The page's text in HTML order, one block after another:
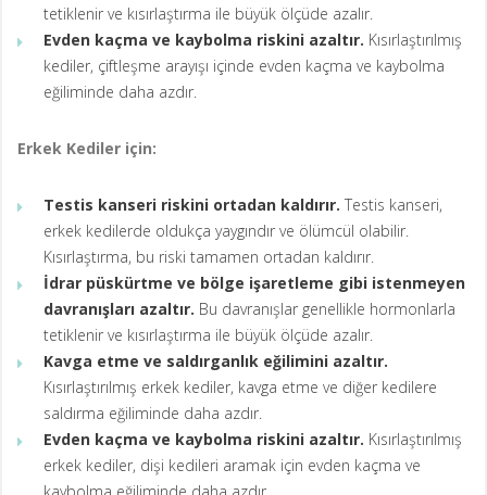
tetiklenir ve kısırlaştırma ile büyük ölçüde azalır.
Evden kaçma ve kaybolma riskini azaltır. Kısırlaştırılmış
kediler, çiftleşme arayışı içinde evden kaçma ve kaybolma
eğiliminde daha azdır.
Erkek Kediler için:
Testis kanseri riskini ortadan kaldırır. Testis kanseri,
erkek kedilerde oldukça yaygındır ve ölümcül olabilir.
Kısırlaştırma, bu riski tamamen ortadan kaldırır.
İdrar püskürtme ve bölge işaretleme gibi istenmeyen
davranışları azaltır. Bu davranışlar genellikle hormonlarla
tetiklenir ve kısırlaştırma ile büyük ölçüde azalır.
Kavga etme ve saldırganlık eğilimini azaltır.
Kısırlaştırılmış erkek kediler, kavga etme ve diğer kedilere
saldırma eğiliminde daha azdır.
Evden kaçma ve kaybolma riskini azaltır. Kısırlaştırılmış
erkek kediler, dişi kedileri aramak için evden kaçma ve